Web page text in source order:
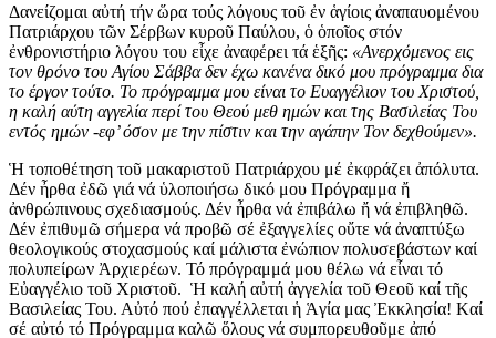
Δανείζομαι αὐτή τήν ὥρα τούς λόγους τοῦ ἐν ἁγίοις ἀναπαυομένου
Πατριάρχου τῶν Σέρβων κυροῦ Παύλου, ὁ ὁποῖος στόν
ἐνθρονιστήριο λόγου του εἶχε ἀναφέρει τά ἑξῆς: «Ανερχόμενος εις
τον θρόνο του Αγίου Σάββα δεν έχω κανένα δικό μου πρόγραμμα δια
το έργον τούτο. Το πρόγραμμα μου είναι το Ευαγγέλιον του Χριστού,
η καλή αύτη αγγελία περί του Θεού μεθ ημών και της Βασιλείας Του
εντός ημών -εφ’ όσον με την πίστιν και την αγάπην Τον δεχθούμεν».
Ἡ τοποθέτηση τοῦ μακαριστοῦ Πατριάρχου μέ ἐκφράζει ἀπόλυτα.
Δέν ἦρθα ἐδῶ γιά νά ὑλοποιήσω δικό μου Πρόγραμμα ἤ
ἀνθρώπινους σχεδιασμούς. Δέν ἦρθα νά ἐπιβάλω ἤ νά ἐπιβληθῶ.
Δέν ἐπιθυμῶ σήμερα νά προβῶ σέ ἐξαγγελίες οὔτε νά ἀναπτύξω
θεολογικούς στοχασμούς καί μάλιστα ἐνώπιον πολυσεβάστων καί
πολυπείρων Ἀρχιερέων. Τό πρόγραμμά μου θέλω νά εἶναι τό
Εὐαγγέλιο τοῦ Χριστοῦ. Ἡ καλή αὐτή ἀγγελία τοῦ Θεοῦ καί τῆς
Βασιλείας Του. Αὐτό πού ἐπαγγέλλεται ἡ Ἁγία μας Ἐκκλησία! Kαί
σέ αὐτό τό Πρόγραμμα καλῶ ὅλους νά συμπορευθοῦμε ἀπό